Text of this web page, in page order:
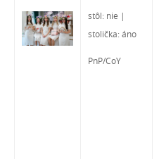
stôl: nie |
stolička: áno
PnP/CoY